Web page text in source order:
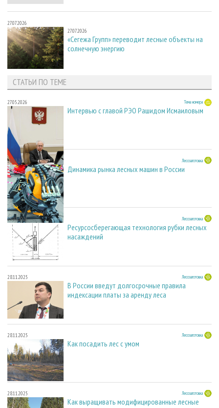
27.07.2026
27.07.2026
«Сегежа Групп» переводит лесные объекты на
солнечную энергию
СТАТЬИ ПО ТЕМЕ
27.05.2026 Тема номера
Интервью с главой РЭО Рашидом Исмаиловым
23.03.2026 Лесозаготовка
Динамика рынка лесных машин в России
23.03.2026 Лесозаготовка
Ресурсосберегающая технология рубки лесных
насаждений
28.11.2025 Лесозаготовка
В России введут долгосрочные правила
индексации платы за аренду леса
28.11.2025 Лесозаготовка
Как посадить лес с умом
28.11.2025 Лесозаготовка
Как выращивать модифицированные лесные